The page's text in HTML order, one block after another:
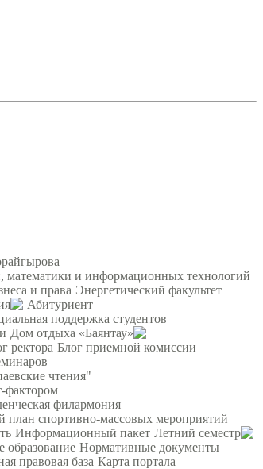
математики и информационных технологий
и права Энергетический факультет
Абитуриент
поддержка студентов
Дом отдыха «Баянтау»
ректора Блог приемной комиссии
чтения"
фактором
филармония
план спортивно-массовых мероприятий
Информационный пакет Летний семестр
образование Нормативные документы
правовая база Карта портала